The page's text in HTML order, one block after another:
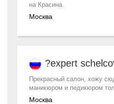
на Красина.
Москва
?expert
Прекрасный салон, хожу
маникюром и педикюром
Москва